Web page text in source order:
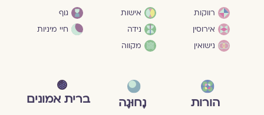
רווקות
אירוסין
נישואין
אישות
נידה
מקווה
גוף
חיי מיניות
הורות נָחוּגָה ברית אמונים